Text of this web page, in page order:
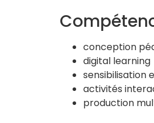
conception
digital learning
sensibilisation
activités
production